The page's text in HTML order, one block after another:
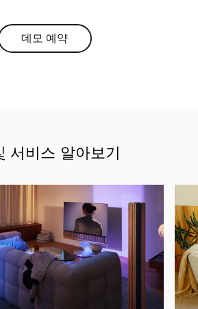
데모 예약Link Opens in New Tab
서비스 알아보기